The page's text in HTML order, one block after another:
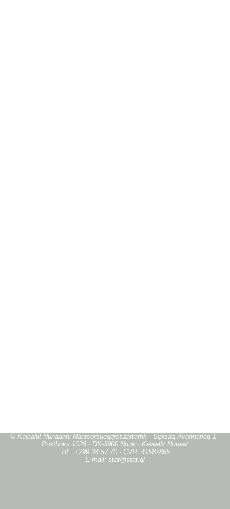
© Kalaallit Nunaanni Naatsorsueqqissaartarfik · Sipisaq Avannarleq 1 ·
Postboks 1025 · DK-3900 Nuuk · Kalaallit Nunaat
Tlf.: +299 34 57 70 · CVR: 41587865
E-mail: stat@stat.gl